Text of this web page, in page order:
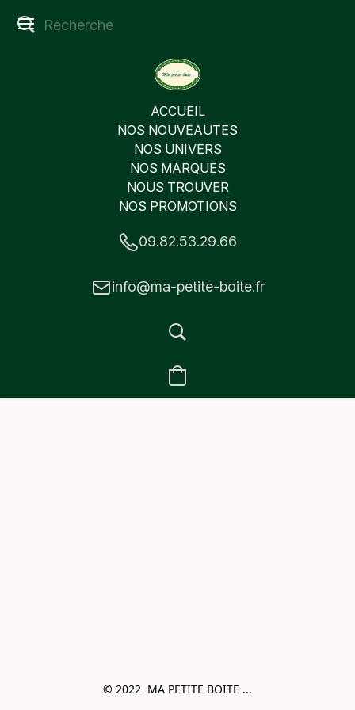
ACCUEIL
NOS NOUVEAUTES
NOS UNIVERS
NOS MARQUES
NOUS TROUVER
NOS PROMOTIONS
09.82.53.29.66
info@ma-petite-boite.fr
© 2022  MA PETITE BOITE ...